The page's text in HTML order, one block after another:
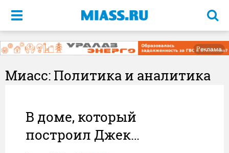
Меню
Реклама
Миасс: Политика и аналитика
В доме, который
построил Джек…